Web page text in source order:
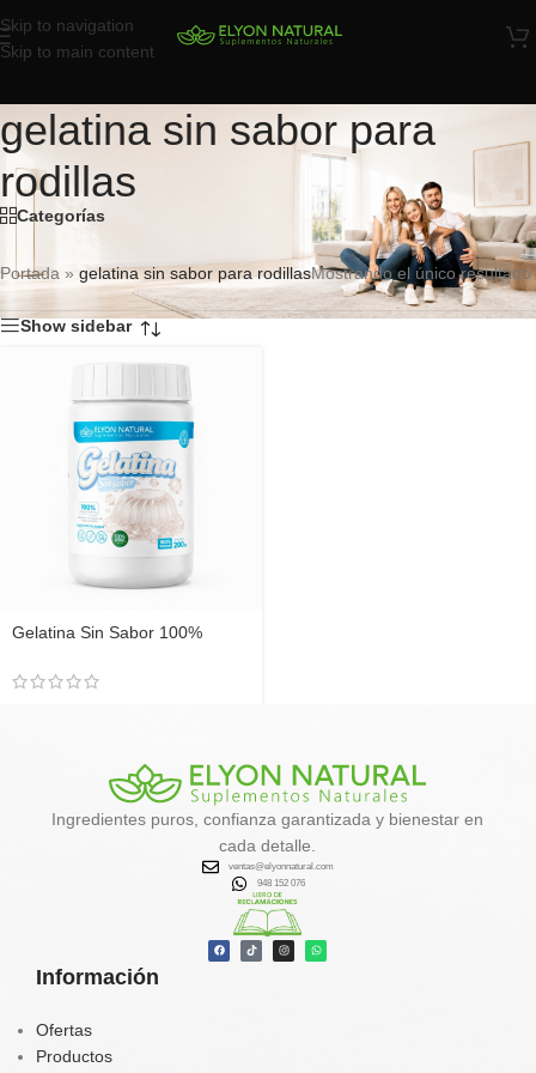
Skip to navigation
Skip to main content
gelatina sin sabor para
rodillas
Categorías
Portada » gelatina sin sabor para rodillasMostrando el único resultado
Show sidebar
Gelatina Sin Sabor 100%
Natural
Información
Ofertas
Productos
Ingredientes puros, confianza garantizada y bienestar en
cada detalle.
ventas@elyonnatural.com
948 152 076